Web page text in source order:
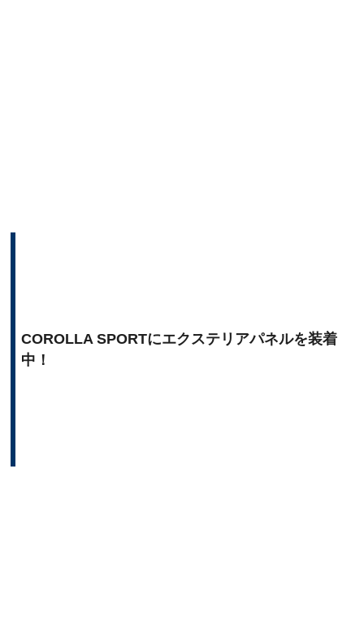
COROLLA SPORTにエクステリアパネルを装着
中！